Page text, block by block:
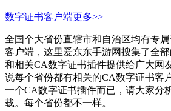
数字证书客户端更多>>
全国个大省份直辖市和自治区均有专
客户端，这里爱东东手游网搜集了全
和相关CA数字证书插件提供给广大网
说每个省份都有相关的CA数字证书客
一个CA数字证书插件而已，请大家分
载。每个省份都不一样。